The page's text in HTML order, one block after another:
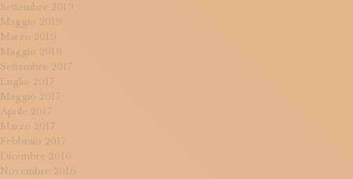
Settembre 2019
Maggio 2019
Marzo 2019
Maggio 2018
Settembre 2017
Luglio 2017
Maggio 2017
Aprile 2017
Marzo 2017
Febbraio 2017
Dicembre 2016
Novembre 2016